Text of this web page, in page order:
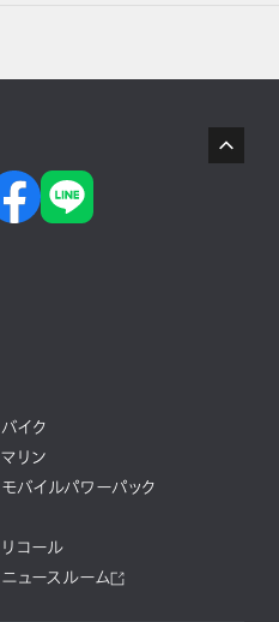
バイク
マリン
モバイルパワーパック
リコール
ニュースルーム